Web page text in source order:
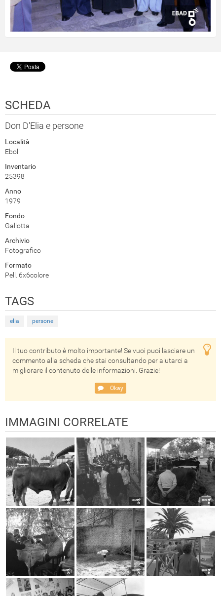
SCHEDA
Don D'Elia e persone
Località
Eboli
Inventario
25398
Anno
1979
Fondo
Gallotta
Archivio
Fotografico
Formato
Pell. 6x6colore
TAGS
elia persone
Il tuo contributo è molto importante! Se vuoi puoi lasciare un
commento alla scheda che stai consultando per aiutarci a
migliorare il contenuto delle informazioni. Grazie!
Okay
IMMAGINI CORRELATE